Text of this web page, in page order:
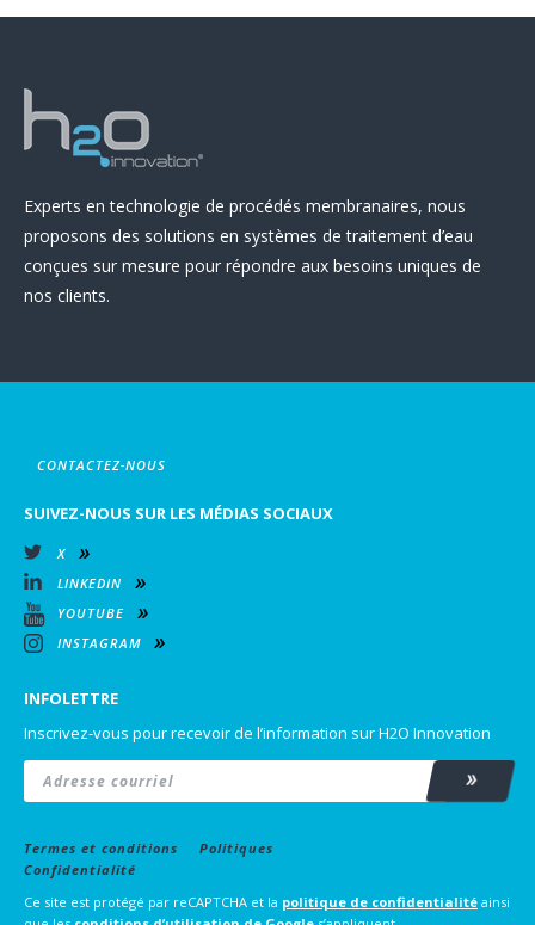
Experts en technologie de procédés membranaires, nous
proposons des solutions en systèmes de traitement d’eau
conçues sur mesure pour répondre aux besoins uniques de
nos clients.
CONTACTEZ-NOUS
SUIVEZ-NOUS SUR LES MÉDIAS SOCIAUX
X
LINKEDIN
YOUTUBE
INSTAGRAM
INFOLETTRE
Inscrivez-vous pour recevoir de l’information sur H2O Innovation
Email Subscribe
Termes et conditions
Politiques
Confidentialité
Ce site est protégé par reCAPTCHA et la politique de confidentialité ainsi